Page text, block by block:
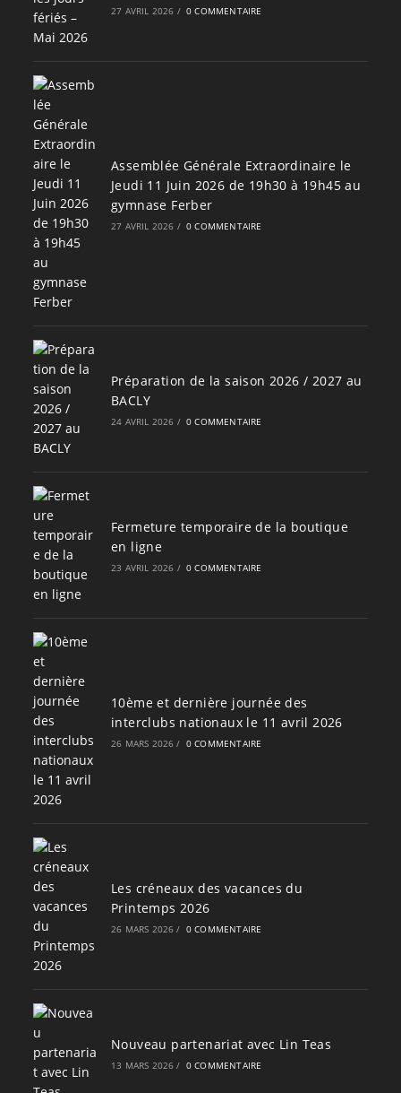
27 AVRIL 2026 / 0 COMMENTAIRE
Assemblée Générale Extraordinaire le
Jeudi 11 Juin 2026 de 19h30 à 19h45 au
gymnase Ferber
27 AVRIL 2026 / 0 COMMENTAIRE
Préparation de la saison 2026 / 2027 au
BACLY
24 AVRIL 2026 / 0 COMMENTAIRE
Fermeture temporaire de la boutique
en ligne
23 AVRIL 2026 / 0 COMMENTAIRE
10ème et dernière journée des
interclubs nationaux le 11 avril 2026
26 MARS 2026 / 0 COMMENTAIRE
Les créneaux des vacances du
Printemps 2026
26 MARS 2026 / 0 COMMENTAIRE
Nouveau partenariat avec Lin Teas
13 MARS 2026 / 0 COMMENTAIRE